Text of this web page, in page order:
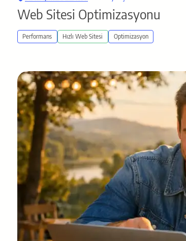
Web Sitesi Optimizasyonu
Performans Hızlı Web Sitesi Optimizasyon